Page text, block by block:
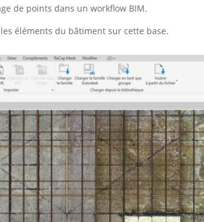
de points dans un workflow BIM.
éléments du bâtiment sur cette base.